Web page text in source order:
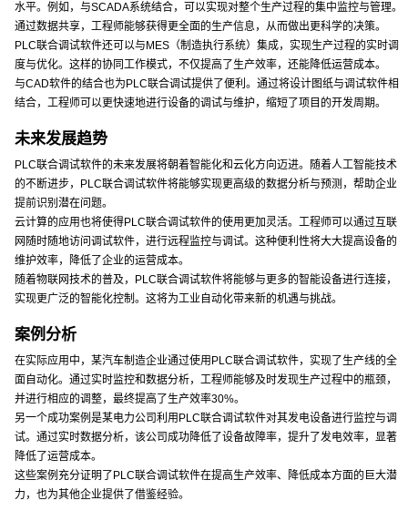
水平。例如，与SCADA系统结合，可以实现对整个生产过程的集中监控与管理。
通过数据共享，工程师能够获得更全面的生产信息，从而做出更科学的决策。
PLC联合调试软件还可以与MES（制造执行系统）集成，实现生产过程的实时调
度与优化。这样的协同工作模式，不仅提高了生产效率，还能降低运营成本。
与CAD软件的结合也为PLC联合调试提供了便利。通过将设计图纸与调试软件相
结合，工程师可以更快速地进行设备的调试与维护，缩短了项目的开发周期。
未来发展趋势
PLC联合调试软件的未来发展将朝着智能化和云化方向迈进。随着人工智能技术
的不断进步，PLC联合调试软件将能够实现更高级的数据分析与预测，帮助企业
提前识别潜在问题。
云计算的应用也将使得PLC联合调试软件的使用更加灵活。工程师可以通过互联
网随时随地访问调试软件，进行远程监控与调试。这种便利性将大大提高设备的
维护效率，降低了企业的运营成本。
随着物联网技术的普及，PLC联合调试软件将能够与更多的智能设备进行连接，
实现更广泛的智能化控制。这将为工业自动化带来新的机遇与挑战。
案例分析
在实际应用中，某汽车制造企业通过使用PLC联合调试软件，实现了生产线的全
面自动化。通过实时监控和数据分析，工程师能够及时发现生产过程中的瓶颈，
并进行相应的调整，最终提高了生产效率30%。
另一个成功案例是某电力公司利用PLC联合调试软件对其发电设备进行监控与调
试。通过实时数据分析，该公司成功降低了设备故障率，提升了发电效率，显著
降低了运营成本。
这些案例充分证明了PLC联合调试软件在提高生产效率、降低成本方面的巨大潜
力，也为其他企业提供了借鉴经验。